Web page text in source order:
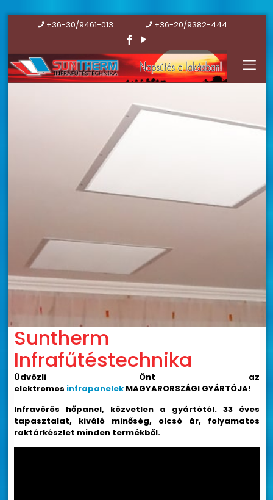
+36-30/9461-013 +36-20/9382-444
Suntherm
Infrafűtéstechnika
Üdvözli Önt az
elektromos infrapanelek MAGYARORSZÁGI GYÁRTÓJA!
Infravörös hőpanel, közvetlen a gyártótól. 33 éves
tapasztalat, kiváló minőség, olcsó ár, folyamatos
raktárkészlet minden termékből.